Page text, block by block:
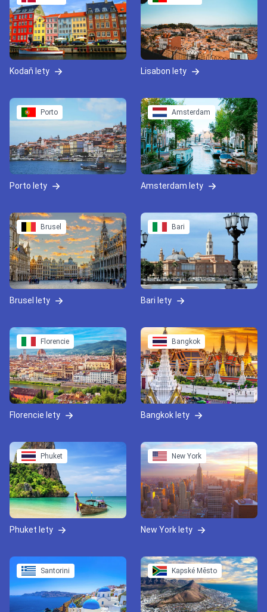
Kodaň lety Lisabon lety
Porto
Porto lety
Amsterdam
Amsterdam lety
Brusel
Brusel lety
Bari
Bari lety
Florencie
Florencie lety
Bangkok
Bangkok lety
Phuket
Phuket lety
New York
New York lety
Santorini Kapské Město